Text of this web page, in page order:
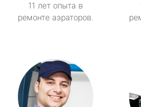
11 лет опыта в
ремонте аэраторов.